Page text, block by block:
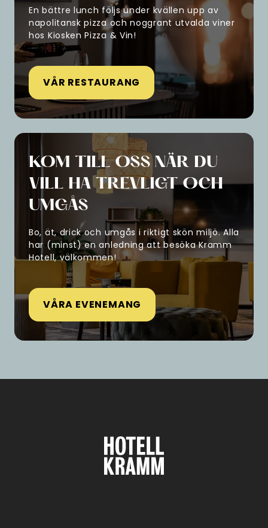
En bättre lunch följs under kvällen upp av
napolitansk pizza och noggrant utvalda viner
hos Kiosken Pizza & Vin!
VÅR RESTAURANG
KOM TILL OSS NÄR DU
VILL HA TREVLIGT OCH
UMGÅS
Bo, ät, drick och umgås i riktigt skön miljö. Alla
har (minst) en anledning att besöka Kramm
Hotell, välkommen!
VÅRA EVENEMANG